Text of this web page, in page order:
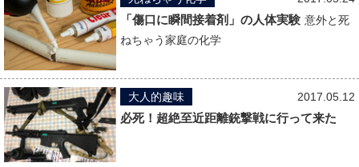
「傷口に瞬間接着剤」の人体実験 意外と死
ねちゃう家庭の化学
2017.05.12
大人的趣味
必死！超絶至近距離銃撃戦に行って来た